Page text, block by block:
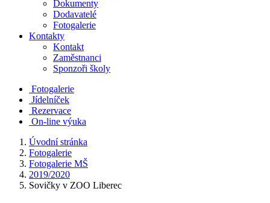
Dokumenty
Dodavatelé
Fotogalerie
Kontakty
Kontakt
Zaměstnanci
Sponzoři školy
Fotogalerie
Jídelníček
Rezervace
On-line výuka
Úvodní stránka
Fotogalerie
Fotogalerie MŠ
2019/2020
Sovičky v ZOO Liberec